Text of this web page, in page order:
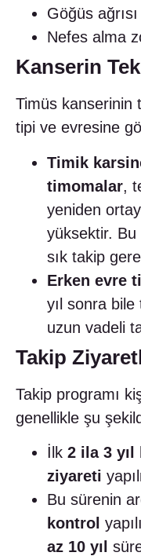
Göğüs ağrısı
Nefes alma
Kanserin
Timüs kanserinin
tipi ve evresine
Timik
timomalar,
yeniden
yüksektir.
sık takip
Erken evre
yıl sonra
uzun vadeli
Takip
Takip programı
genellikle şu
İlk 2 ila 3 yıl
ziyareti
Bu sürenin
kontrol
az 10 yıl